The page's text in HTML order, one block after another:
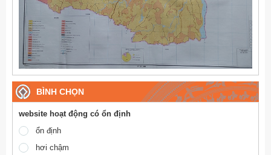
BÌNH CHỌN
website hoạt động có ổn định
ổn định
hơi chậm